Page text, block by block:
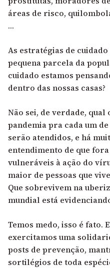
áreas de risco,
…
As estratégias de
pequena parcela da
cuidado estamos
dentro das nossas casas?
Não sei, de verdade, qual
pandemia pra cada um
serão atendidos, e há
entendimento de que
vulneráveis à ação do
maior de pessoas que
Que sobrevivem na
mundial está
Temos medo, isso é fato.
exercitamos uma
posts de prevenção,
sortilégios de toda